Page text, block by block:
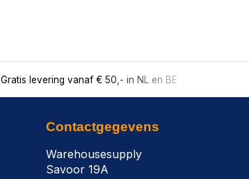
Gratis levering vanaf € 50,- in NL en BE
Contactgegevens
Warehousesupply
Savoor 19A